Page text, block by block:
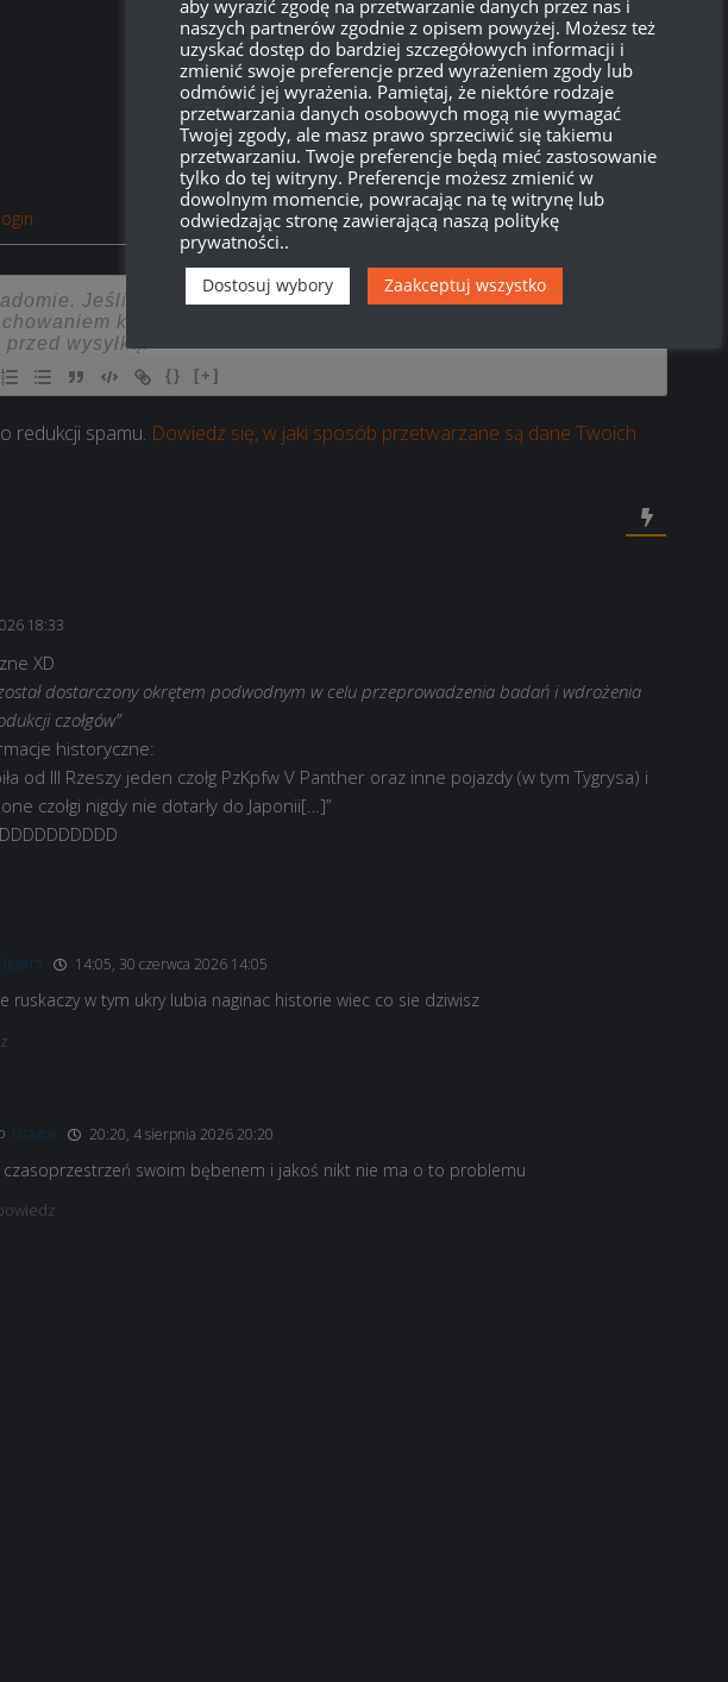
{} [+]
redukcji spamu. Dowiedz się, w jaki sposób przetwarzane są dane Twoich
18:33
XD
dostarczony okrętem podwodnym w celu przeprowadzenia badań i wdrożenia
czołgów”
historyczne:
od III Rzeszy jeden czołg PzKpfw V Panther oraz inne pojazdy (w tym Tygrysa) i
czołgi nigdy nie dotarły do Japonii[…]”
14:05, 30 czerwca 2026 14:05
ruskaczy w tym ukry lubia naginac historie wiec co sie dziwisz
Dragos 20:20, 4 sierpnia 2026 20:20
czasoprzestrzeń swoim bębenem i jakoś nikt nie ma o to problemu
aby wyrazić zgodę na przetwarzanie danych przez nas i
naszych partnerów zgodnie z opisem powyżej. Możesz też
uzyskać dostęp do bardziej szczegółowych informacji i
zmienić swoje preferencje przed wyrażeniem zgody lub
odmówić jej wyrażenia. Pamiętaj, że niektóre rodzaje
przetwarzania danych osobowych mogą nie wymagać
Twojej zgody, ale masz prawo sprzeciwić się takiemu
przetwarzaniu. Twoje preferencje będą mieć zastosowanie
tylko do tej witryny. Preferencje możesz zmienić w
dowolnym momencie, powracając na tę witrynę lub
odwiedzając stronę zawierającą naszą politykę
prywatności..
Dostosuj wybory Zaakceptuj wszystko